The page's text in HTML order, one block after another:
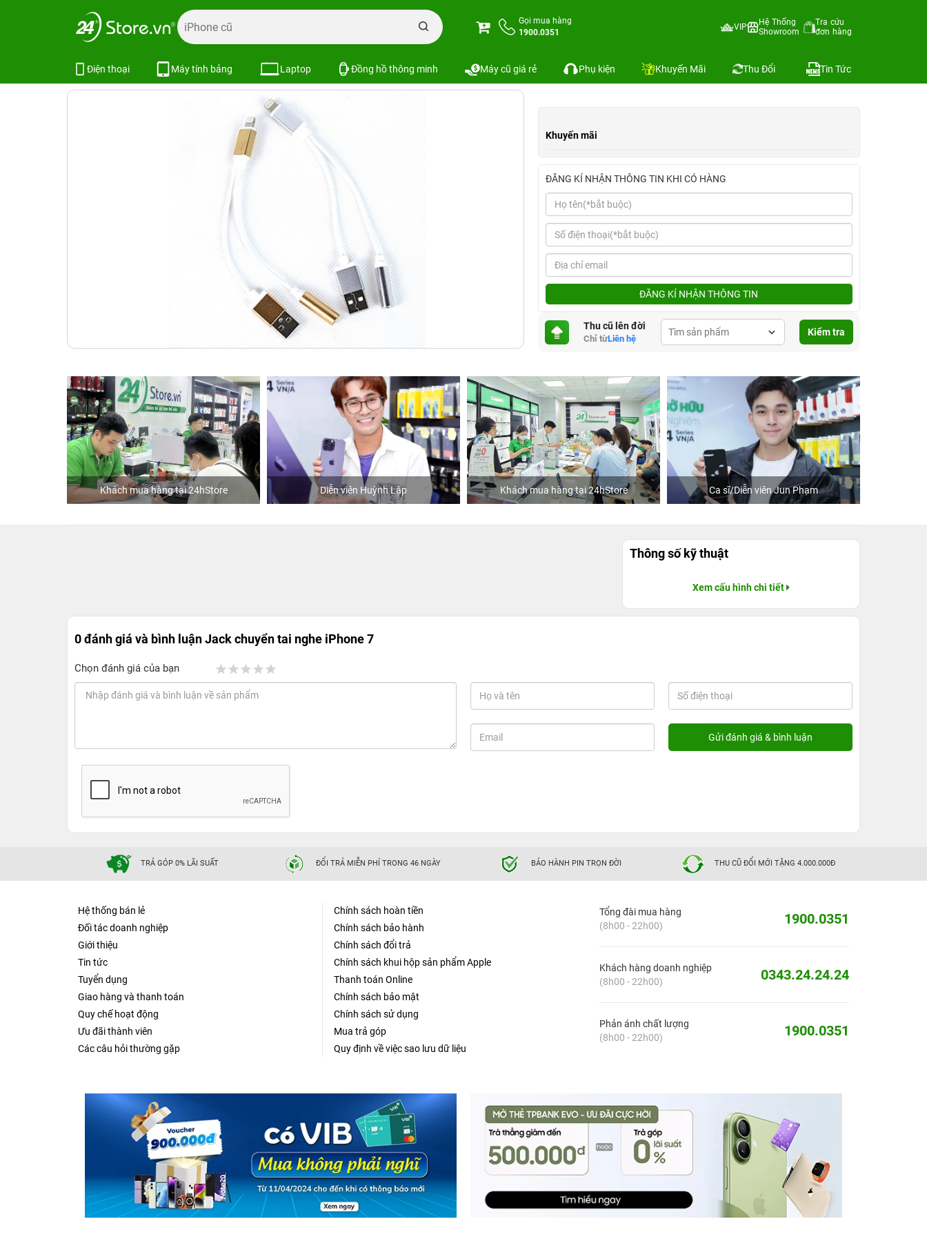
Gọi mua hàng
1900.0351
VIP
Hệ Thống
Showroom
Tra cứu
đơn hàng
Điện thoại Máy tính bảng Laptop Đồng hồ thông minh Máy cũ giá rẻ Phụ kiện Khuyến Mãi Thu Đổi Tin Tức
Trang chủ Cốc - Cáp Sạc
Khuyến mãi
ĐĂNG KÍ NHẬN THÔNG TIN KHI CÓ HÀNG
ĐĂNG KÍ NHẬN THÔNG TIN
Thu cũ lên đời
Chỉ từLiên hệ
Kiểm tra
Khách mua hàng tại 24hStore Diễn viên Huỳnh Lập Khách mua hàng tại 24hStore Ca sĩ/Diễn viên Jun Phạm
Thông số kỹ thuật
Xem cấu hình chi tiết
0 đánh giá và bình luậnJack chuyển tai nghe iPhone 7
Chọn đánh giá của bạn
TRẢ GÓP 0% LÃI SUẤT ĐỔI TRẢ MIỄN PHÍ TRONG 46 NGÀY BẢO HÀNH PIN TRỌN ĐỜI THU CŨ ĐỔI MỚI TẶNG 4.000.000Đ
Hệ thống bán lẻ
Đối tác doanh nghiệp
Giới thiệu
Tin tức
Tuyển dụng
Giao hàng và thanh toán
Quy chế hoạt động
Ưu đãi thành viên
Các câu hỏi thường gặp
Chính sách hoàn tiền
Chính sách bảo hành
Chính sách đổi trả
Chính sách khui hộp sản phẩm Apple
Thanh toán Online
Chính sách bảo mật
Chính sách sử dụng
Mua trả góp
Quy định về việc sao lưu dữ liệu
Tổng đài mua hàng
(8h00 - 22h00)
1900.0351
Khách hàng doanh nghiệp
(8h00 - 22h00)
0343.24.24.24
Phản ánh chất lượng
(8h00 - 22h00)
1900.0351